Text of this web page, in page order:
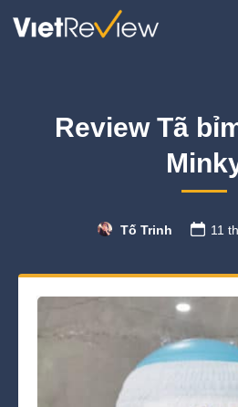
Review Tã
Tố Trinh 11